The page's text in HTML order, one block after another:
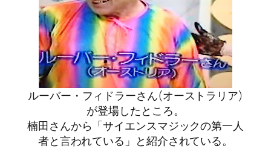
ルーバー・フィドラーさん(オーストラリア)
が登場したところ。
楠田さんから「サイエンスマジックの第一人
者と言われている」と紹介されている。